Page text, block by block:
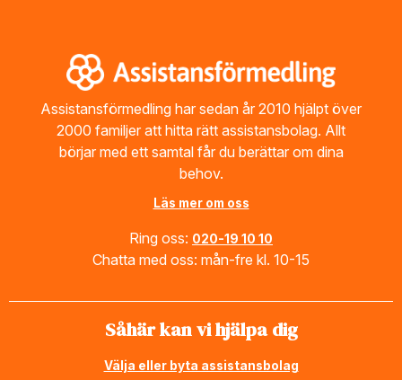
Assistansförmedling har sedan år 2010 hjälpt över
2000 familjer att hitta rätt assistansbolag. Allt
börjar med ett samtal får du berättar om dina
behov.
Läs mer om oss
Ring oss: 020-19 10 10
Chatta med oss: mån-fre kl. 10-15
Såhär kan vi hjälpa dig
Välja eller byta assistansbolag